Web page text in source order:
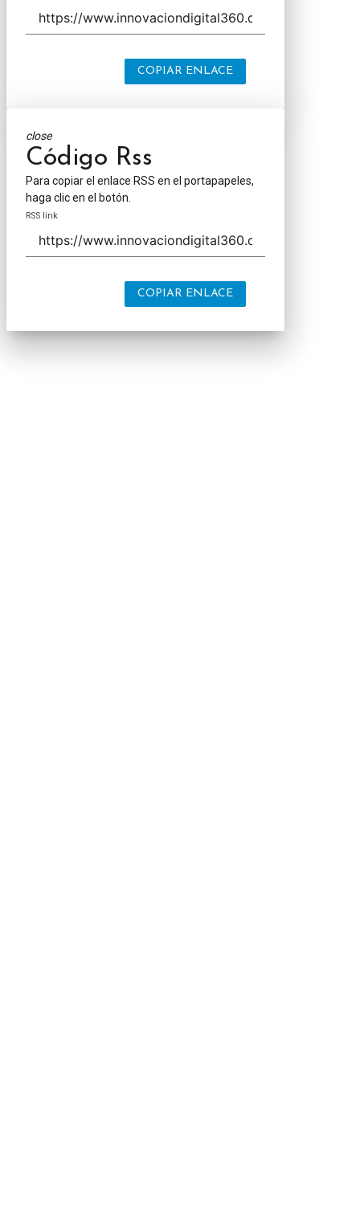
COPIAR ENLACE
close
Código Rss
Para copiar el enlace RSS en el portapapeles,
haga clic en el botón.
RSS link
COPIAR ENLACE